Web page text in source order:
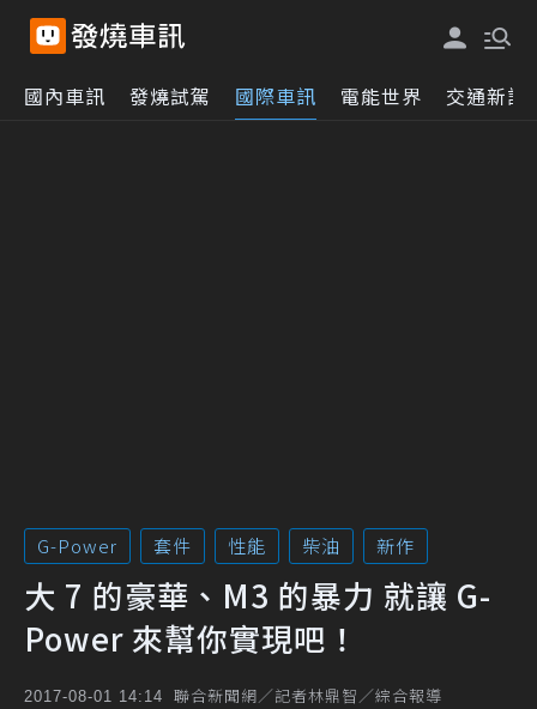
國內車訊 發燒試駕 國際車訊 電能世界 交通新訊
G-Power 套件 性能 柴油 新作
大 7 的豪華、M3 的暴力 就讓 G-
Power 來幫你實現吧！
2017-08-01 14:14 聯合新聞網／記者林鼎智／綜合報導